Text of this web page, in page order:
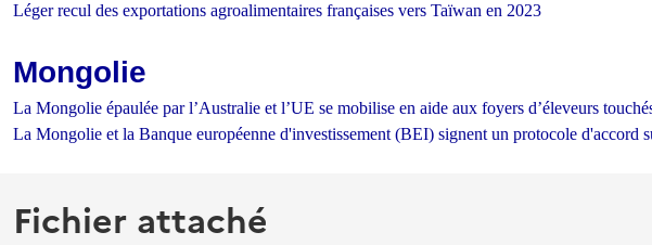
Léger recul des exportations agroalimentaires françaises vers Taïwan en 2023
Mongolie
La Mongolie épaulée par l’Australie et l’UE se mobilise en aide aux foyers d’éleveurs
La Mongolie et la Banque européenne d'investissement (BEI) signent un protocole d'accord
Fichier attaché